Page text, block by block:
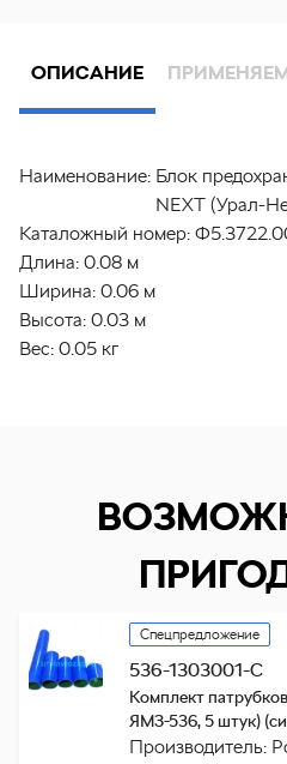
ОПИСАНИЕ
Наименование: Блок
NEXT (Урал-
Каталожный номер:
Длина: 0.08 м
Ширина: 0.06 м
Высота: 0.03 м
Вес: 0.05 кг
Спецпредложение
536-1303001-С
Комплект
ЯМЗ-536, 5 штук)
Производитель: